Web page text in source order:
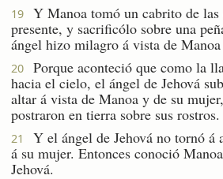
19
Y Manoa tomó un cabrito de las
presente, y sacrificólo sobre una
ángel hizo milagro á vista de
20
Porque aconteció que como la
hacia el cielo, el ángel de Jehová
altar á vista de Manoa y de su
postraron en tierra sobre sus rostros.
21
Y el ángel de Jehová no tornó á
á su mujer. Entonces conoció
Jehová.